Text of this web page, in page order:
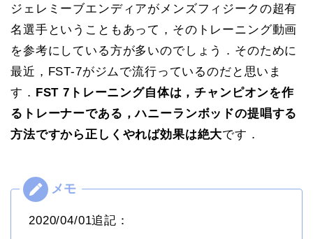
ジェレミーブエンディアがメンズフィジークの超有
名選手ということもあって，そのトレーニング動画
を参考にしている方が多いのでしょう．そのために
最近，FST-7がジムで流行っているのだと思いま
す． FST 7トレーニング自体は，チャンピオンを作
るトレーナーである，ハニーランボッドの提唱する
方法ですから正しくやれば効果は絶大です．
2020/04/01追記：